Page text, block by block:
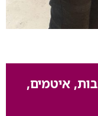
איטמים,